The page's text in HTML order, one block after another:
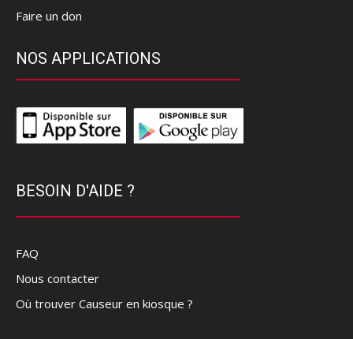
Faire un don
NOS APPLICATIONS
BESOIN D'AIDE ?
FAQ
Nous contacter
Où trouver Causeur en kiosque ?